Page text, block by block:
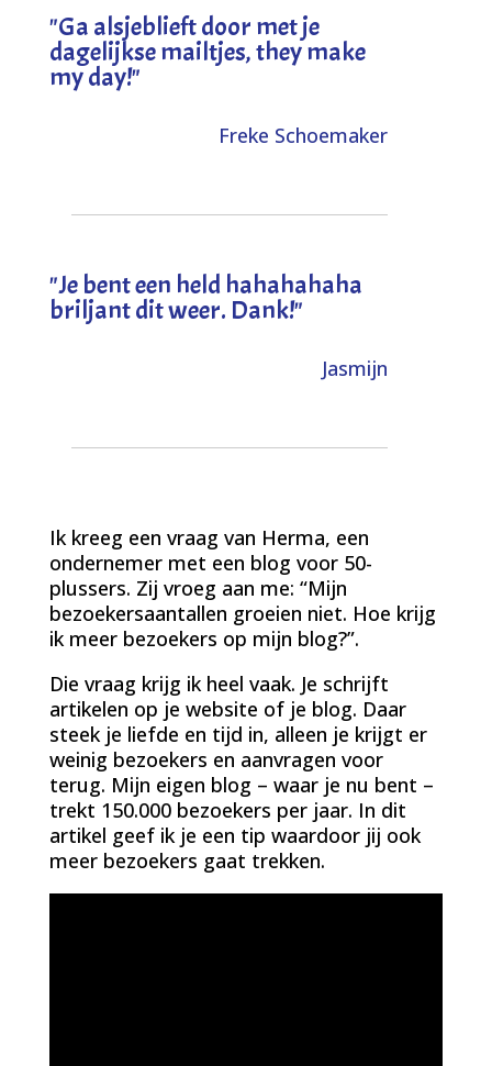
"Ga alsjeblieft door met je
dagelijkse mailtjes, they make
my day!"
Freke Schoemaker
"Je bent een held hahahahaha
briljant dit weer. Dank!"
Jasmijn
Ik kreeg een vraag van Herma, een
ondernemer met een blog voor 50-
plussers. Zij vroeg aan me: “Mijn
bezoekersaantallen groeien niet. Hoe krijg
ik meer bezoekers op mijn blog?”.
Die vraag krijg ik heel vaak. Je schrijft
artikelen op je website of je blog. Daar
steek je liefde en tijd in, alleen je krijgt er
weinig bezoekers en aanvragen voor
terug. Mijn eigen blog – waar je nu bent –
trekt 150.000 bezoekers per jaar. In dit
artikel geef ik je een tip waardoor jij ook
meer bezoekers gaat trekken.